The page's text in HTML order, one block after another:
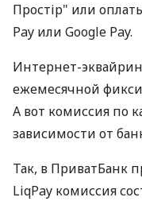
Простір" или
Pay или Google Pay.
Интернет-
ежемесячной
А вот комиссия по
зависимости от
Так, в ПриватБанк
LiqPay комиссия